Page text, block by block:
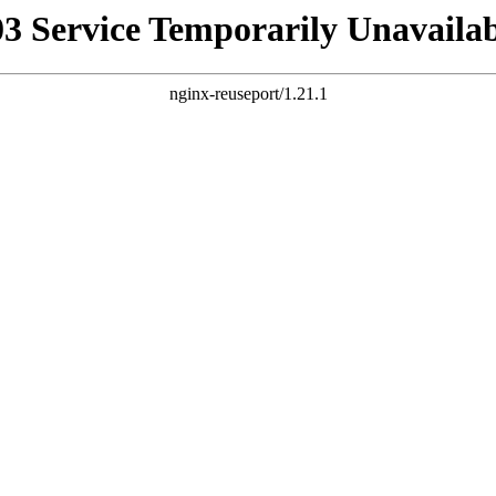
Service Temporarily
nginx-reuseport/1.21.1